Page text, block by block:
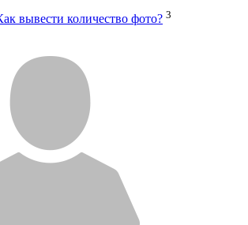
вывести количество фото? 3